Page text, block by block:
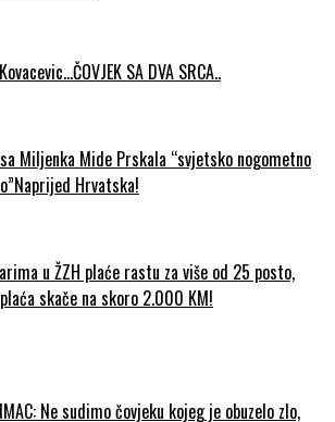
SA DVA SRCA..
Miljenka Mide Prskala “svjetsko nogometno
Hrvatska!
u ŽZH plaće rastu za više od 25 posto,
skače na skoro 2.000 KM!
Ne sudimo čovjeku kojeg je obuzelo zlo,